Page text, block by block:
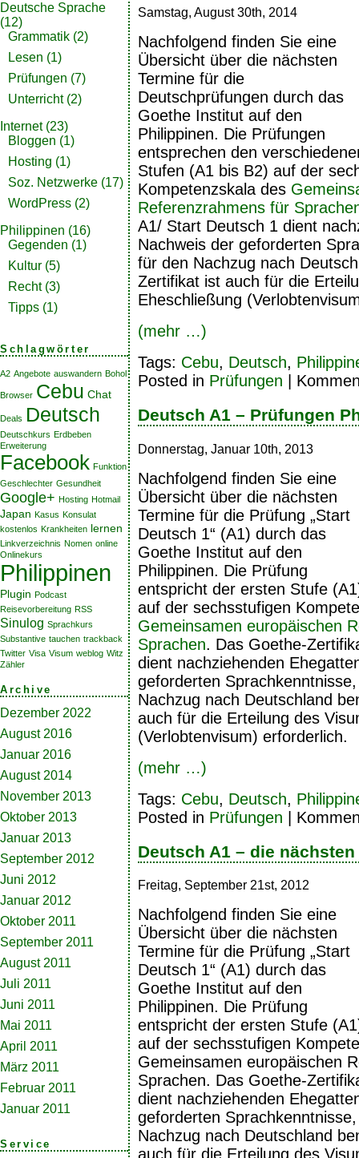
Deutsche Sprache
(12)
Grammatik (2)
Lesen (1)
Prüfungen (7)
Unterricht(2)
Internet(23)
Bloggen (1)
Hosting (1)
Soz. Netzwerke (17)
WordPress (2)
Philippinen (16)
Gegenden (1)
Kultur (5)
Recht(3)
Tipps (1)
Schlagwörter
A2 Angebote auswandern Bohol
Browser Cebu Chat
Deals Deutsch
Deutschkurs Erdbeben
Erweiterung
Facebook Funktion
Geschlechter Gesundheit
Google+ Hosting Hotmail
Japan Kasus Konsulat
kostenlos Krankheiten lernen
Linkverzeichnis Nomen online
Onlinekurs
Philippinen
Plugin Podcast
Reisevorbereitung RSS
Sinulog Sprachkurs
Substantive tauchen trackback
Twitter Visa Visum weblog Witz
Zähler
Archive
Dezember 2022
August 2016
Januar 2016
August 2014
November 2013
Oktober 2013
Januar 2013
September 2012
Juni 2012
Januar 2012
Oktober 2011
September 2011
August 2011
Juli 2011
Juni 2011
Mai 2011
April 2011
März 2011
Februar 2011
Januar 2011
Service
Samstag, August 30th, 2014
Nachfolgend finden Sie eine
Übersicht über die nächsten
Termine für die
Deutschprüfungen durch das
Goethe Institut auf den
Philippinen. Die Prüfungen
entsprechen den
Stufen (A1 bis B2) auf der
Kompetenzskala des
Referenzrahmens für
A1/ Start Deutsch 1 dient
Nachweis der geforderten
für den Nachzug nach
Zertifikat ist auch für die
Eheschließung
(mehr …)
Tags: Cebu, Deutsch,
Posted in Prüfungen
Deutsch A1 – Prüfungen
Donnerstag, Januar 10th, 2013
Nachfolgend finden Sie eine
Übersicht über die nächsten
Termine für die Prüfung „Start
Deutsch 1“ (A1) durch das
Goethe Institut auf den
Philippinen. Die Prüfung
entspricht der ersten Stufe
auf der sechsstufigen
Gemeinsamen europäischen
Sprachen. Das Goethe-
dient nachziehenden
geforderten
Nachzug nach Deutschland
auch für die Erteilung des
(Verlobtenvisum) erforderlich.
(mehr …)
Tags: Cebu, Deutsch,
Posted in Prüfungen
Deutsch A1 – die
Freitag, September 21st, 2012
Nachfolgend finden Sie eine
Übersicht über die nächsten
Termine für die Prüfung „Start
Deutsch 1“ (A1) durch das
Goethe Institut auf den
Philippinen. Die Prüfung
entspricht der ersten Stufe
auf der sechsstufigen
Gemeinsamen europäischen
Sprachen. Das Goethe-
dient nachziehenden
geforderten
Nachzug nach Deutschland
auch für die Erteilung des